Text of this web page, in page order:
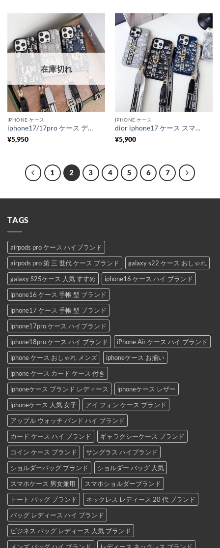
在庫切れ
IPHONE ケース
iphone17/17pro ケース ディオール スマホ ショルダー ハイ ブランド dior 携帯 ケース iphone16/16pro ショルダー ケース iphone15/15pro/14 ケース ショルダー かわいい
¥5,950
IPHONE ケース
dior iphone17 ケース スマホショルダー ディオール iphone16pro/15/14 ショルダー ケース ブランド iphone13/12pro max ケース ハイブランド スマホケース 斜めがけ おしゃれ
¥5,900
1 2 3 4 5 6 7
TAGS
airpods pro ケース ハイブランド
airpods pro 第 三 世代 ケース ブランド
galaxy s22 ケース おしゃれ
galaxy S25ケース 人気 すすめ
iphone16 ケース ハイ ブランド
iphone16 ケース 手帳 型 ブランド
iphone17 ケース 手帳 型 ブランド
iphone17pro ケース ハイブランド
iphone18pro ケース ハイ ブランド
iPhone Air ケース ハイ ブランド
iphone ケース おしゃれ メンズ
iphoneケース お揃い
iphone ケース カード ケース 付き
iphoneケース ブランド レディース
iphoneケース レザー
iphoneケース 人気 女子
アイ フォン ケース ブランド
アップル ウォッチ バンド ハイ ブランド
カード ケース ハイ ブランド
ギャラクシーケース ブランド
コイン ケース ブランド
サングラス ハイブランド
ショルダーバッグ ブランド
ショルダー バッグ 人気
スマホケース 男女兼用
スマホショルダーブランド
トート バッグ ブランド
ネックレス レディース 20 代 ブランド
バッグ レディース ハイ ブランド
ビジネス バッグ レディース 人気 ブランド